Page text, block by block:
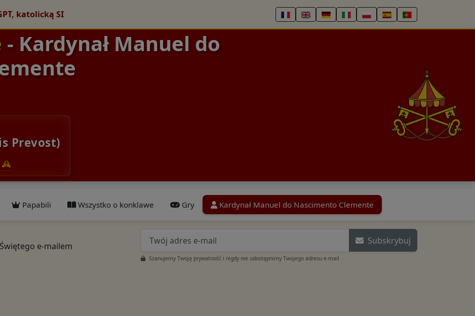
katolicką SI
- Kardynał Manuel do
Prevost)
Papabili Wszystko o konklawe Gry Kardynał Manuel do Nascimento Clemente
e-mailem Subskrybuj
Szanujemy Twoją prywatność i nigdy nie udostępnimy Twojego adresu e-mail